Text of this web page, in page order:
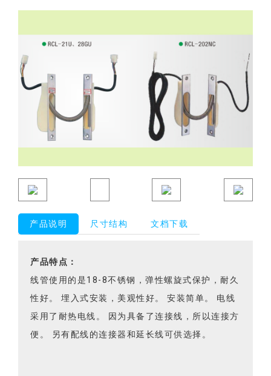
产品说明 尺寸结构 文档下载
产品特点：